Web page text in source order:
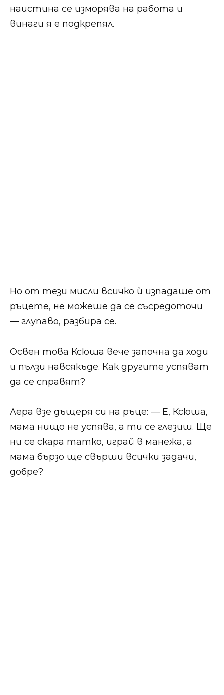
наистина се изморява на работа и
винаги я е подкрепял.
Но от тези мисли всичко ѝ изпадаше от
ръцете, не можеше да се съсредоточи
— глупаво, разбира се.
Освен това Ксюша вече започна да ходи
и пълзи навсякъде. Как другите успяват
да се справят?
Лера взе дъщеря си на ръце: — Е, Ксюша,
мама нищо не успява, а ти се глезиш. Ще
ни се скара татко, играй в манежа, а
мама бързо ще свърши всички задачи,
добре?